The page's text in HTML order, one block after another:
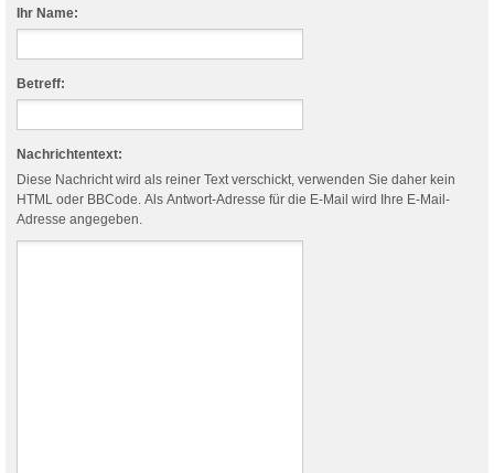
Ihr Name:
Betreff:
Nachrichtentext:
Diese Nachricht wird als reiner Text verschickt, verwenden Sie daher kein
HTML oder BBCode. Als Antwort-Adresse für die E-Mail wird Ihre E-Mail-
Adresse angegeben.